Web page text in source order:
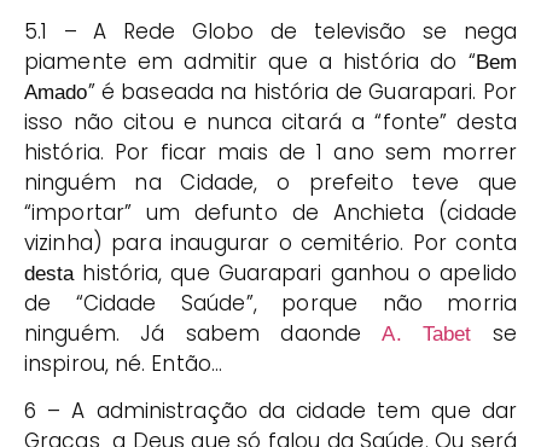
5.1 – A Rede Globo de televisão se nega
piamente em admitir que a história do “Bem
Amado” é baseada na história de Guarapari. Por
isso não citou e nunca citará a “fonte” desta
história. Por ficar mais de 1 ano sem morrer
ninguém na Cidade, o prefeito teve que
“importar” um defunto de Anchieta (cidade
vizinha) para inaugurar o cemitério. Por conta
destahistória, que Guarapari ganhou o apelido
de “Cidade Saúde”, porque não morria
ninguém. Já sabem daondeA. Tabet
se
inspirou, né. Então…
6 – A administração da cidade tem que dar